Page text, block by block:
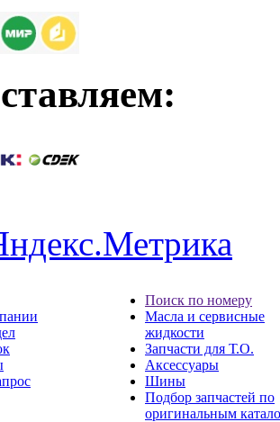
Поиск по номеру
Масла и сервисные
жидкости
Запчасти для Т.О.
Аксессуары
Шины
Подбор запчастей по
оригинальным